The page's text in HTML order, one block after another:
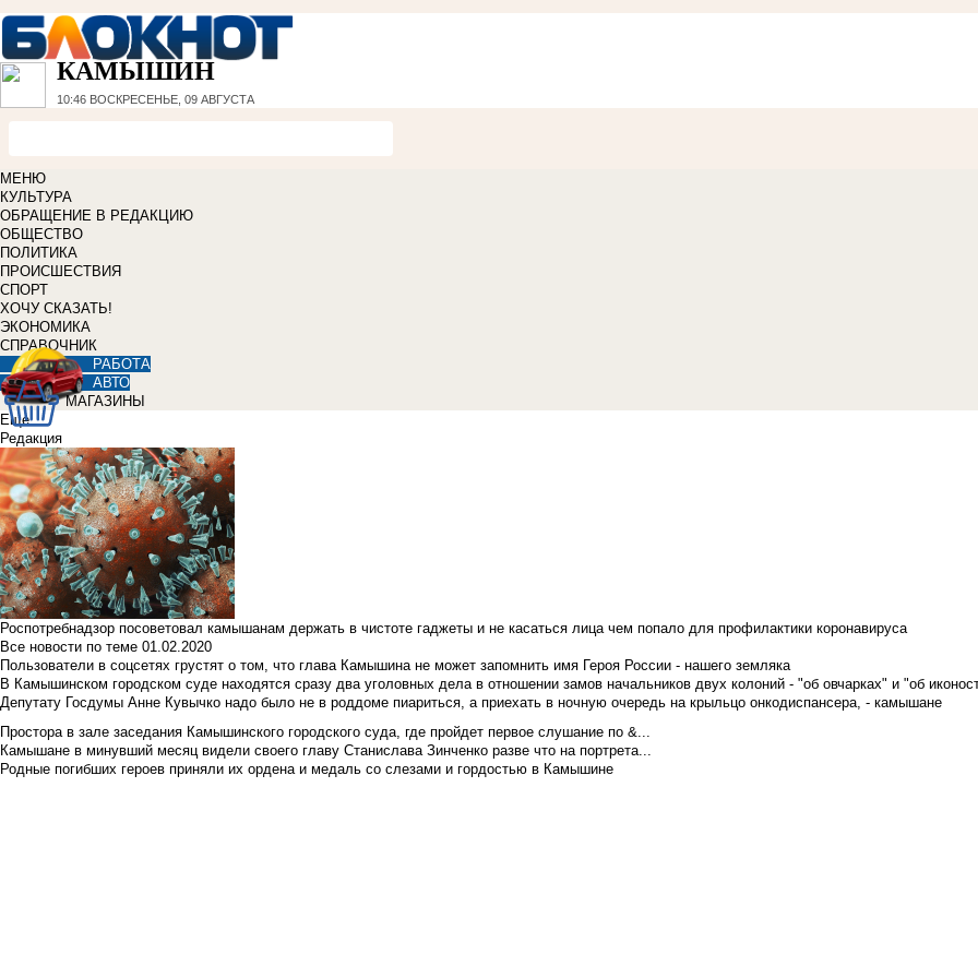
КАМЫШИН
10:46 ВОСКРЕСЕНЬЕ, 09 АВГУСТА
МЕНЮ
КУЛЬТУРА
ОБРАЩЕНИЕ В РЕДАКЦИЮ
ОБЩЕСТВО
ПОЛИТИКА
ПРОИСШЕСТВИЯ
СПОРТ
ХОЧУ СКАЗАТЬ!
ЭКОНОМИКА
СПРАВОЧНИК
РАБОТА
АВТО
МАГАЗИНЫ
Еще
Редакция
Роспотребнадзор посоветовал камышанам держать в чистоте гаджеты и не касаться лица чем попало для профилактики коронавируса
Все новости по теме 01.02.2020
Пользователи в соцсетях грустят о том, что глава Камышина не может запомнить имя Героя России - нашего земляка
В Камышинском городском суде находятся сразу два уголовных дела в отношении замов начальников двух колоний - "об овчарках" и "об
Депутату Госдумы Анне Кувычко надо было не в роддоме пиариться, а приехать в ночную очередь на крыльцо онкодиспансера, - камышане
Простора в зале заседания Камышинского городского суда, где пройдет первое слушание по &...
Камышане в минувший месяц видели своего главу Станислава Зинченко разве что на портрета...
Родные погибших героев приняли их ордена и медаль со слезами и гордостью в Камышине